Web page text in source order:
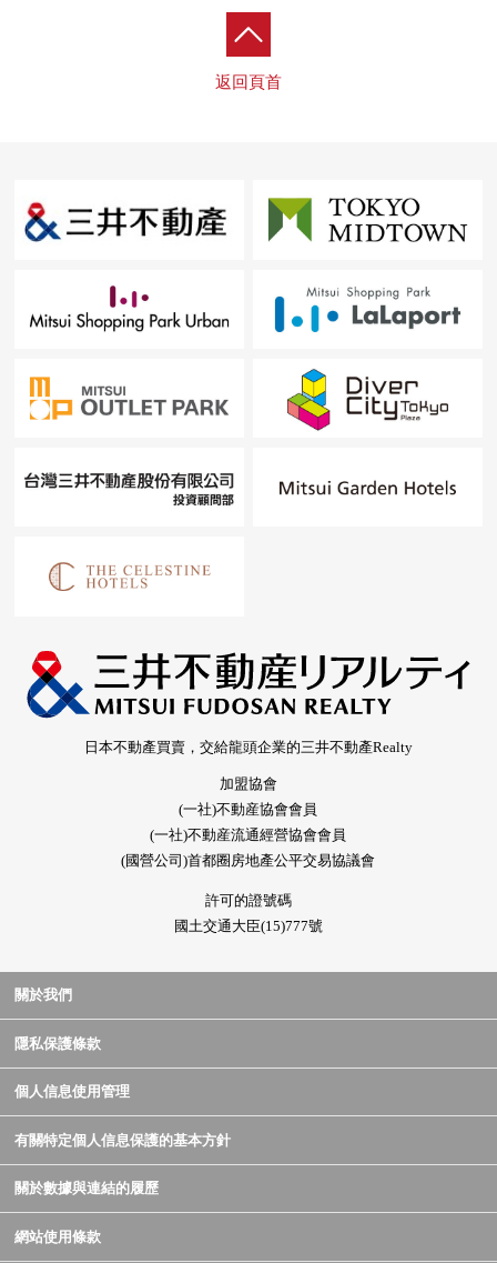
返回頁首
日本不動產買賣，交給龍頭企業的三井不動產Realty
加盟協會
(一社)不動産協會會員
(一社)不動産流通經營協會會員
(國營公司)首都圈房地產公平交易協議會
許可的證號碼
國土交通大臣(15)777號
關於我們
隱私保護條款
個人信息使用管理
有關特定個人信息保護的基本方針
關於數據與連結的履歷
網站使用條款